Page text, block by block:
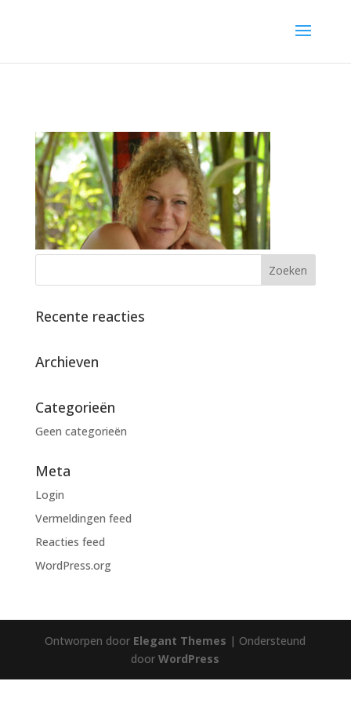
Recente reacties
Archieven
Categorieën
Geen categorieën
Meta
Login
Vermeldingen feed
Reacties feed
WordPress.org
Ontworpen door Elegant Themes | Ondersteund
doorWordPress